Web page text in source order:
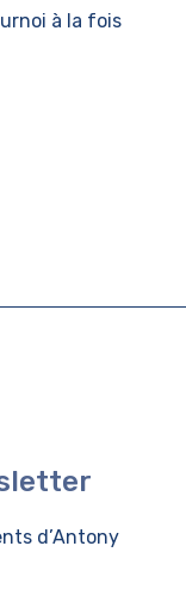
à la fois
d’Antony